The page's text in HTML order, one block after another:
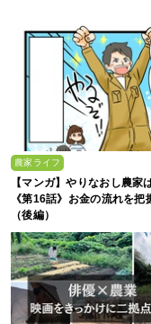
農家ライフ
【マンガ】やりなおし農家
《第16話》お金の流れを把
（後編）